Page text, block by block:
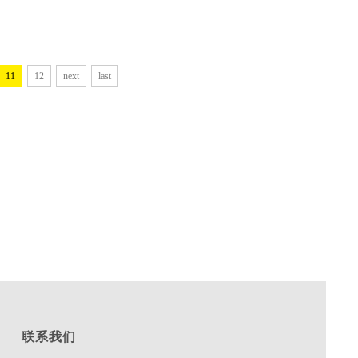
11 12 next last
联系我们